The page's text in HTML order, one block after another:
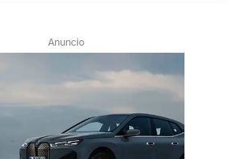
Anuncio